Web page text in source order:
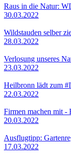
Raus in die Natur:
30.03.2022
Wildstauden selber
28.03.2022
Verlosung unseres
23.03.2022
Heilbronn lädt zum
22.03.2022
Firmen machen mit -
20.03.2022
Ausflugtipp:
17.03.2022